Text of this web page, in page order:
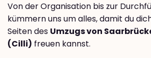
Von der Organisation bis zur
kümmern uns um alles, damit du
Seiten des Umzugs von
(Cilli) freuen kannst.